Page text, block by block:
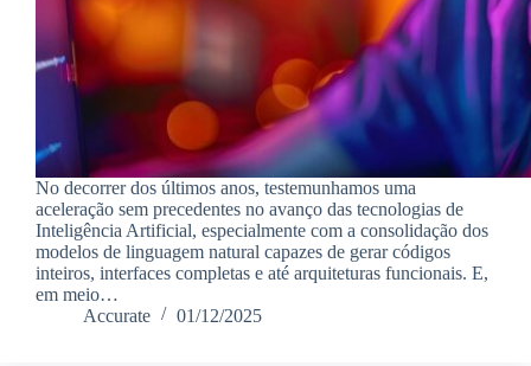
No decorrer dos últimos anos, testemunhamos uma
aceleração sem precedentes no avanço das tecnologias de
Inteligência Artificial, especialmente com a consolidação dos
modelos de linguagem natural capazes de gerar códigos
inteiros, interfaces completas e até arquiteturas funcionais. E,
em meio…
Accurate
01/12/2025